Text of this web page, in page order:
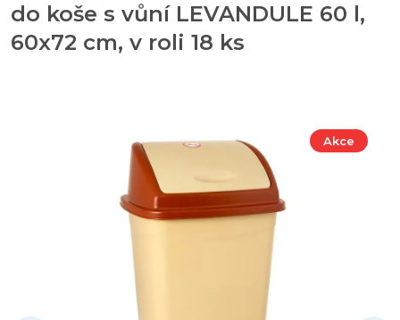
do koše s vůní LEVANDULE 60 l,
60x72 cm, v roli 18 ks
Akce